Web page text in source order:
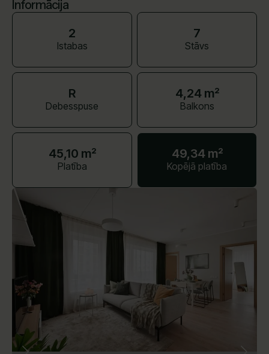
Informācija
2
Istabas
7
Stāvs
R
Debesspuse
4,24 m²
Balkons
45,10 m²
Platība
49,34 m²
Kopējā platība